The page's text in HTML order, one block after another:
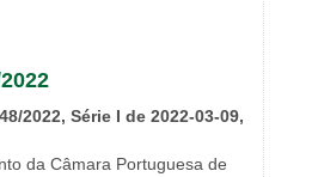
2022, Série I de 2022-03-09,
da Câmara Portuguesa de